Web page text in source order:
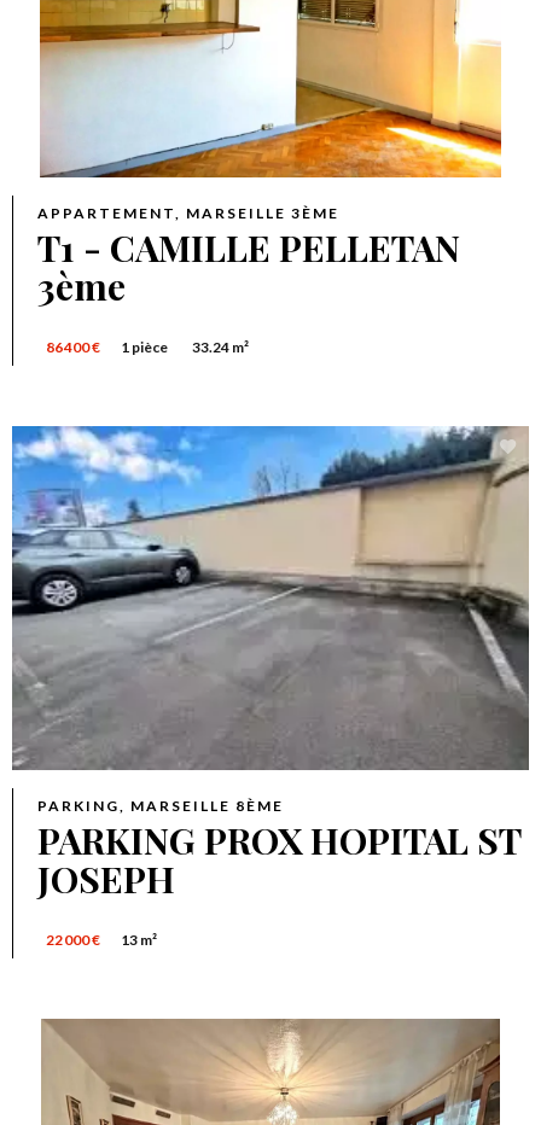
APPARTEMENT, MARSEILLE 3ÈME
T1 - CAMILLE PELLETAN
3ème
86 400 € 1 pièce 33.24 m²
PARKING, MARSEILLE 8ÈME
PARKING PROX HOPITAL ST
JOSEPH
22 000 € 13 m²